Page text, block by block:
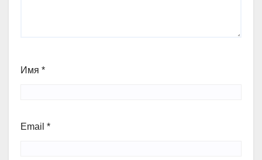
Имя *
Email *